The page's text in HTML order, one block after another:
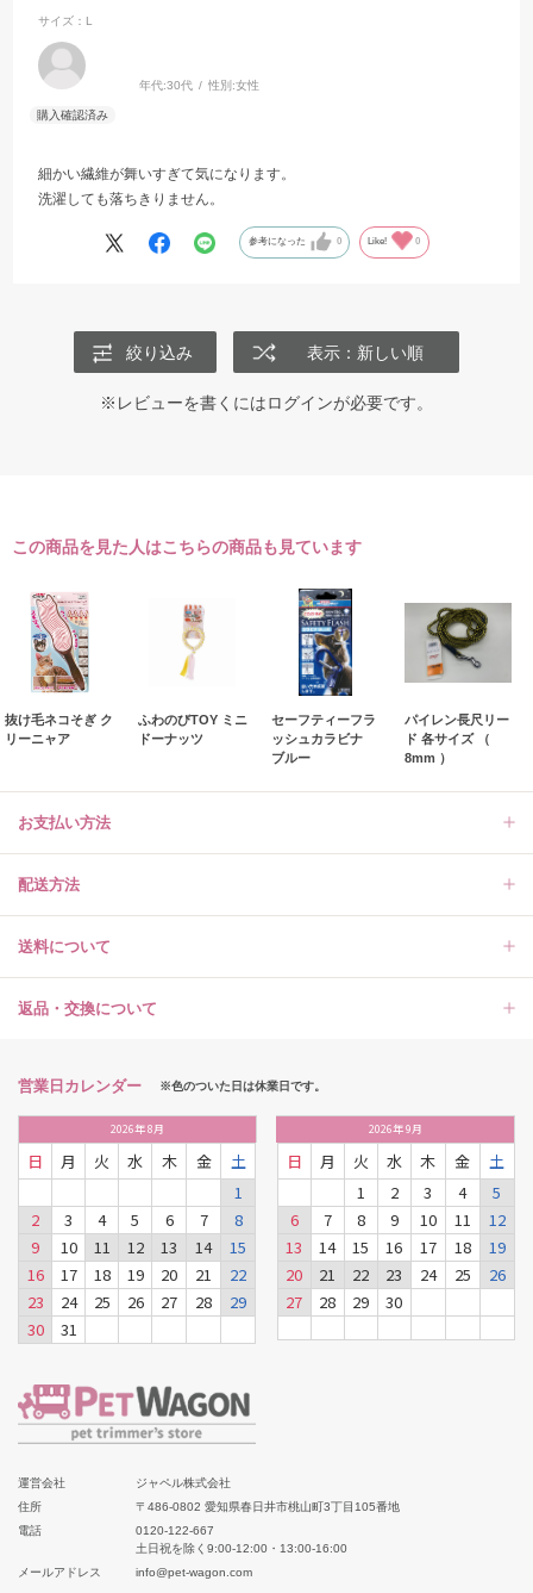
サイズ：L
年代:30代 性別:女性
細かい繊維が舞いすぎて気になります。
洗濯しても落ちきりません。
参考になった 0 Like! 0
絞り込み 表示：新しい順
※レビューを書くにはログインが必要です。
この商品を見た人はこちらの商品も見ています
抜け毛ネコそぎ ク
リーニャア
ふわのびTOY ミニ
ドーナッツ
セーフティーフラ
ッシュカラビナ
ブルー
パイレン長尺リー
ド 各サイズ （
8mm ）
お支払い方法
配送方法
送料について
返品・交換について
営業日カレンダー ※色のついた日は休業日です。
2026年8月
日 月 火 水 木 金
土
1
2
3 4 5 6 7
8
9
10 11 12 13 14
15
16
17 18 19 20 21
22
23
24 25 26 27 28
29
30
31
2026年9月
日 月 火 水 木 金
土
1
2 3 4
5
6
7 8 9 10 11
12
13
14 15 16 17 18
19
20
21 22 23 24 25
26
27
28 29 30
運営会社
ジャペル株式会社
住所
〒486-0802 愛知県春日井市桃山町3丁目105番地
電話
0120-122-667
土日祝を除く9:00-12:00・13:00-16:00
メールアドレス
info@pet-wagon.com